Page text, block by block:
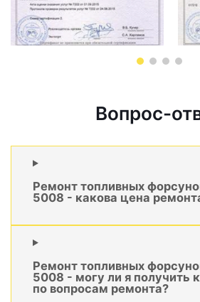
Вопрос-
Ремонт топливных
5008 - какова цена
Ремонт топливных
5008 - могу ли я получить
по вопросам ремонта?